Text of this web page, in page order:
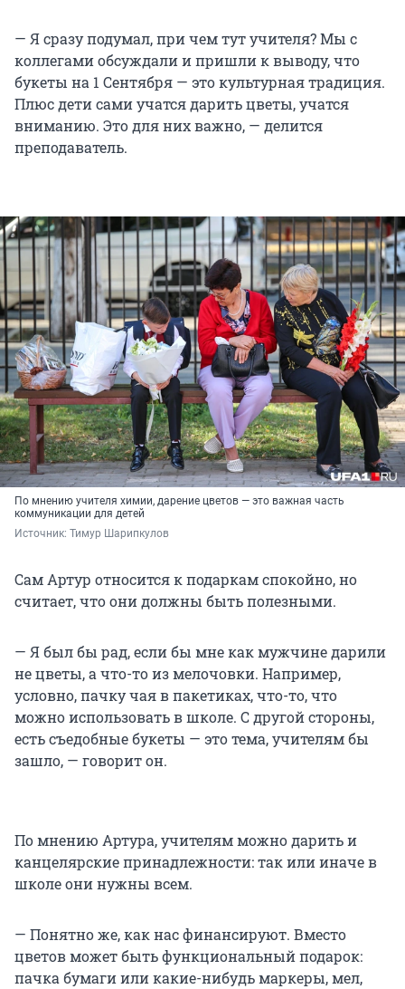
— Я сразу подумал, при чем тут учителя? Мы с
коллегами обсуждали и пришли к выводу, что
букеты на 1 Сентября — это культурная традиция.
Плюс дети сами учатся дарить цветы, учатся
вниманию. Это для них важно, — делится
преподаватель.
По мнению учителя химии, дарение цветов — это важная часть
коммуникации для детей
Источник: Тимур Шарипкулов
Сам Артур относится к подаркам спокойно, но
считает, что они должны быть полезными.
— Я был бы рад, если бы мне как мужчине дарили
не цветы, а что-то из мелочовки. Например,
условно, пачку чая в пакетиках, что-то, что
можно использовать в школе. С другой стороны,
есть съедобные букеты — это тема, учителям бы
зашло, — говорит он.
По мнению Артура, учителям можно дарить и
канцелярские принадлежности: так или иначе в
школе они нужны всем.
— Понятно же, как нас финансируют. Вместо
цветов может быть функциональный подарок:
пачка бумаги или какие-нибудь маркеры, мел,